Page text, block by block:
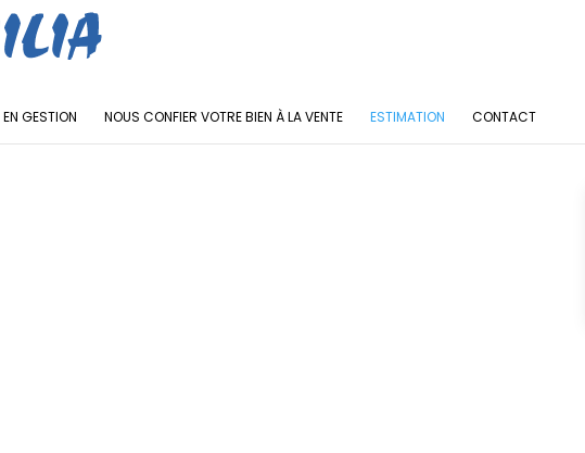
GESTION NOUS CONFIER VOTRE BIEN À LA VENTE ESTIMATION CONTACT